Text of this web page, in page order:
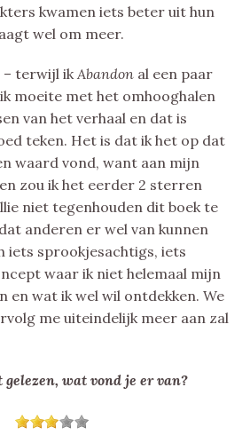
kwamen iets beter uit hun
wel om meer.
– terwijl ik Abandon al een paar
moeite met het omhooghalen
van het verhaal en dat is
teken. Het is dat ik het op dat
waard vond, want aan mijn
zou ik het eerder 2 sterren
niet tegenhouden dit boek te
anderen er wel van kunnen
iets sprookjesachtigs, iets
waar ik niet helemaal mijn
en wat ik wel wil ontdekken. We
me uiteindelijk meer aan zal
wat vond je er van?